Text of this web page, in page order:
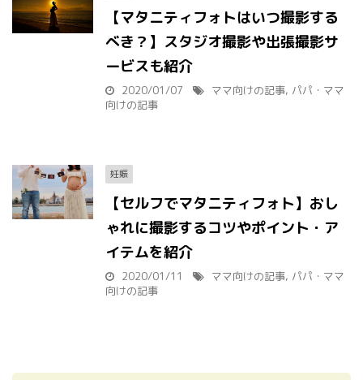
【マタニティフォトはいつ撮影する
べき？】スタジオ撮影や出張撮影サ
ービスも紹介
2020/01/07 ママ向けの記事, パパ・ママ
向けの記事
妊娠
【セルフでマタニティフォト】おし
ゃれに撮影するコツやポイント・ア
イテムを紹介
2020/01/11 ママ向けの記事, パパ・ママ
向けの記事